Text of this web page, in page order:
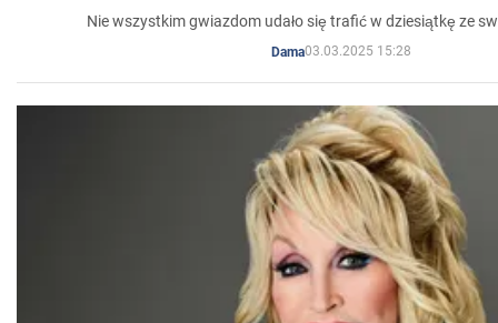
Nie wszystkim gwiazdom udało się trafić w dziesiątkę ze
Dama03.03.2025 15:28